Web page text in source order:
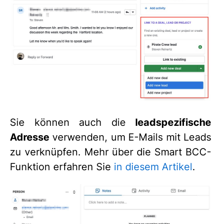
Sie können auch die leadspezifische
Adresse verwenden, um E-Mails mit Leads
zu verknüpfen. Mehr über die Smart BCC-
Funktion erfahren Sie in diesem Artikel.